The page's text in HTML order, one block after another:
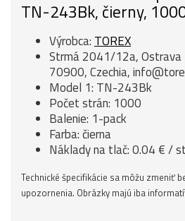
TN-243Bk, čierny,
Výrobca: TOREX
Strmá 2041/12a, Ostrava
70900, Czechia,
Model 1: TN-243Bk
Počet strán: 1000
Balenie: 1-pack
Farba: čierna
Náklady na tlač: 0.04 € /
Technické špecifikácie sa môžu zmeniť
upozornenia. Obrázky majú iba